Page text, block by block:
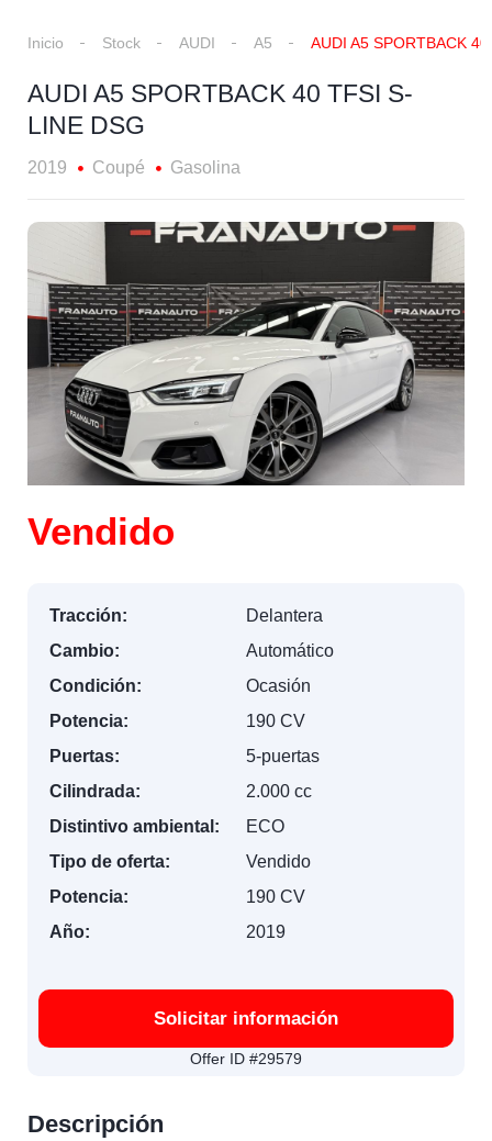
Inicio Stock AUDI A5 AUDI A5 SPORTBACK
AUDI A5 SPORTBACK 40 TFSI S-
LINE DSG
2019 Coupé Gasolina
Vendido
Tracción:
Delantera
Cambio:
Automático
Condición:
Ocasión
Potencia:
190 CV
Puertas:
5-puertas
Cilindrada:
2.000 cc
Distintivo ambiental:
ECO
Tipo de oferta:
Vendido
Potencia:
190 CV
Año:
2019
Solicitar información
Offer ID #29579
Descripción